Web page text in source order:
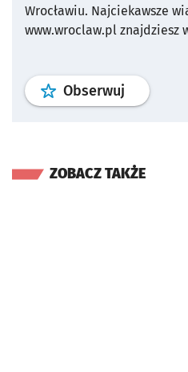
Wrocławiu. Najciekawsze
www.wroclaw.pl znajdziesz
Obserwuj profil
ZOBACZ TAKŻE